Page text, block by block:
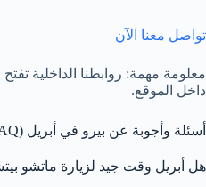
تواصل معنا الآن
معلومة مهمة: روابطنا الداخلية
داخل الموقع.
أسئلة وأجوبة عن بيرو في أبريل (FAQ) ❓
هل أبريل وقت جيد لزيارة ماتشو